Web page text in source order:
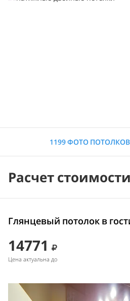
1199 ФОТО
Расчет стоимости
Глянцевый потолок в
14771
Цена актуальна до